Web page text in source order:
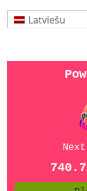
Latviešu